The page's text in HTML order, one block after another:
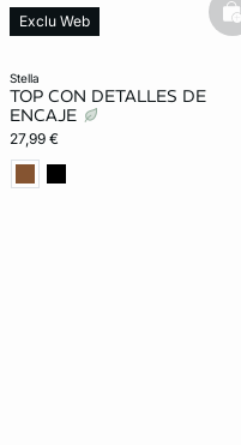
stella
TOP CON DETALLES DE
ENCAJE
27,99 €
Exclu Web